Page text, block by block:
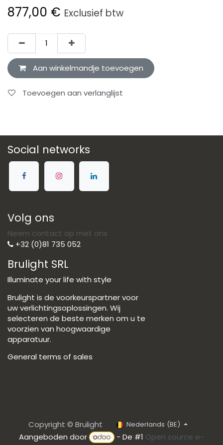
877,00 € Exclusief btw
Aan winkelmandje toevoegen
Toevoegen aan verlanglijst
Social networks
Volg ons
Neem contact op met ons
+32 (0)81 735 052
Brulight SRL
Illuminate your life with style
Brulight is de voorkeurspartner voor
uw verlichtingsoplossingen. Wij
selecteren de beste merken om u te
voorzien van hoogwaardige
apparatuur.
General terms of sales
Copyright © Brulight Nederlands (BE)
Aangeboden door - De #1 Open source e-